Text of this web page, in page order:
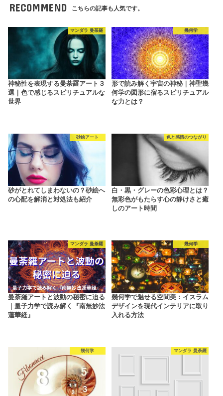
RECOMMEND こちらの記事も人気です。
マンダラ 曼荼羅
神秘性を表現する曼荼羅アート３
選｜色で感じるスピリチュアルな
世界
幾何学
形で読み解く宇宙の神秘｜神聖幾
何学の図形に宿るスピリチュアル
な力とは？
砂絵アート
砂がとれてしまわないの？砂絵へ
の心配を解消と対処法も紹介
色と感情のつながり
白・黒・グレーの色彩心理とは？
無彩色がもたらす心の静けさと癒
しのアート時間
マンダラ 曼荼羅
曼荼羅アートと波動の秘密に迫る
｜量子力学で読み解く『南無妙法
蓮華経』
幾何学
幾何学で魅せる空間美：イスラム
デザインを現代インテリアに取り
入れる方法
幾何学 マンダラ 曼荼羅